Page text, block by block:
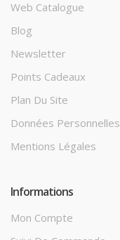
Web Catalogue
Blog
Newsletter
Points Cadeaux
Plan Du Site
Données Personnelles
Mentions Légales
Informations
Mon Compte